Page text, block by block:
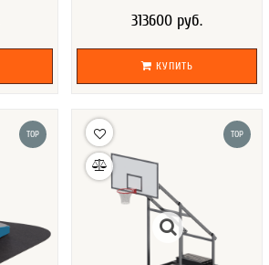
313600 руб.
КУПИТЬ
TOP TOP